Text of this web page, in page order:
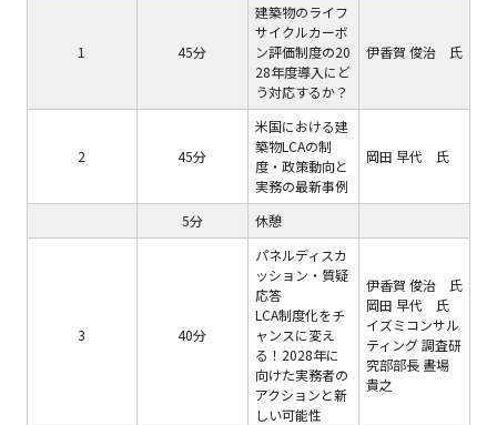
1 45分
建築物のライフ
サイクルカーボ
ン評価制度の20
28年度導入にど
う対応するか？
伊香賀 俊治 氏
2 45分
米国における建
築物LCAの制
度・政策動向と
実務の最新事例
岡田 早代 氏
5分 休憩
3 40分
パネルディスカ
ッション・質疑
応答
LCA制度化をチ
ャンスに変え
る！2028年に
向けた実務者の
アクションと新
しい可能性
伊香賀 俊治 氏
岡田 早代 氏
イズミコンサル
ティング 調査研
究部部長 晝場
貴之